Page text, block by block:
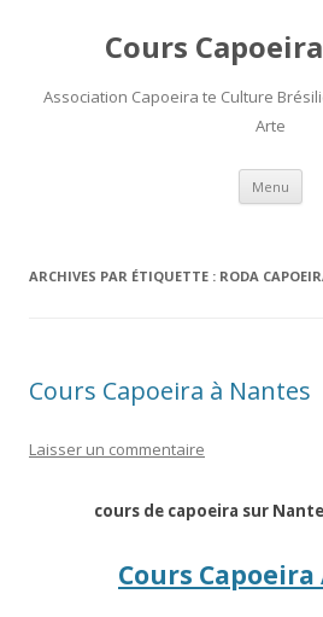
Cours
Association Capoeira te Culture
Arte
Menu Aller
ARCHIVES PAR ÉTIQUETTE : RODA
Cours Capoeira à Nantes
Laisser un commentaire
cours de capoeira sur
Cours